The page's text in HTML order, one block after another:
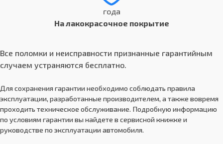
года
На лакокрасочное покрытие
Все поломки и неисправности признанные гарантийным
случаем устраняются бесплатно.
Для сохранения гарантии необходимо соблюдать правила
эксплуатации, разработанные производителем, а также вовремя
проходить техническое обслуживание. Подробную информацию
по условиям гарантии вы найдете в сервисной книжке и
руководстве по эксплуатации автомобиля.